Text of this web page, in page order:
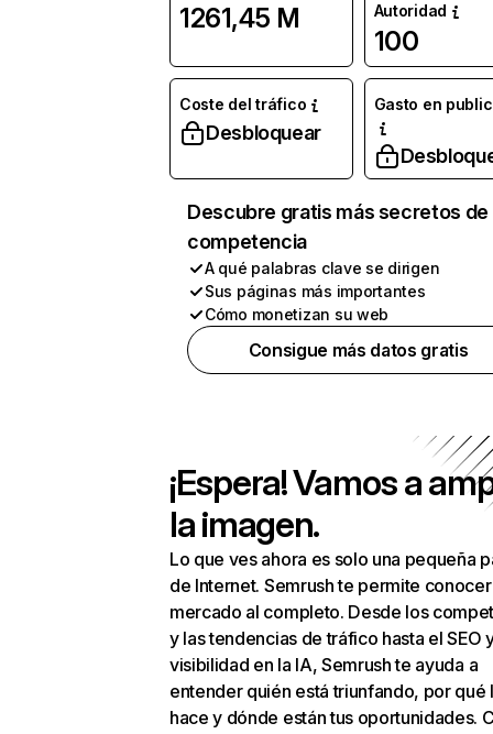
1261,45 M
Autoridad
100
Coste del tráfico
Desbloquear
Gasto en
Descubre gratis más secretos de
competencia
A qué palabras clave se dirigen
Sus páginas más importantes
Cómo monetizan su web
Consigue más datos gratis
¡Espera! Vamos a
la imagen.
Lo que ves ahora es solo una pequeña
de Internet. Semrush te permite
mercado al completo. Desde los
y las tendencias de tráfico hasta el SEO
visibilidad en la IA, Semrush te ayuda a
entender quién está triunfando, por qué
hace y dónde están tus oportunidades.